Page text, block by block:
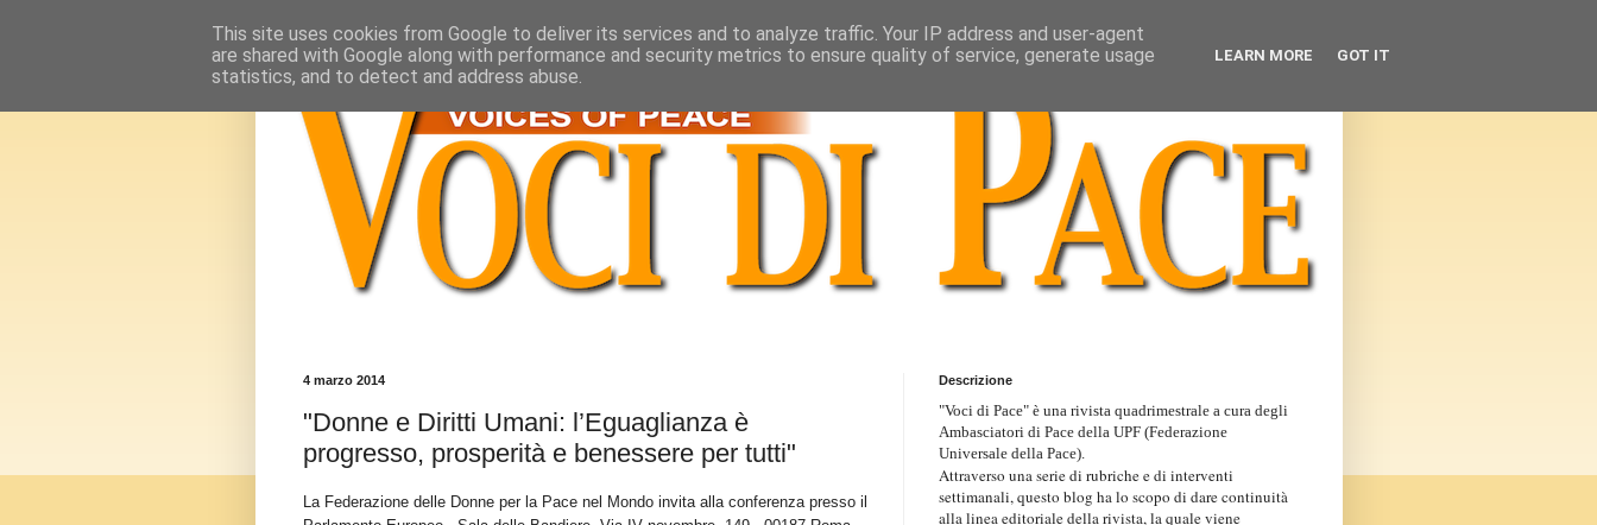
4 marzo 2014
"Donne e Diritti Umani: l’Eguaglianza è
progresso, prosperità e benessere per tutti"
La Federazione delle Donne per la Pace nel Mondo invita alla conferenza presso il
Descrizione
"Voci di Pace" è una rivista quadrimestrale a cura degli
Ambasciatori di Pace della UPF (Federazione
Universale della Pace).
Attraverso una serie di rubriche e di interventi
settimanali, questo blog ha lo scopo di dare continuità
alla linea editoriale della rivista, la quale viene
This site uses cookies from Google to deliver its services and to analyze traffic. Your IP address and user-agent
are shared with Google along with performance and security metrics to ensure quality of service, generate usage
statistics, and to detect and address abuse.
LEARN MORE GOT IT